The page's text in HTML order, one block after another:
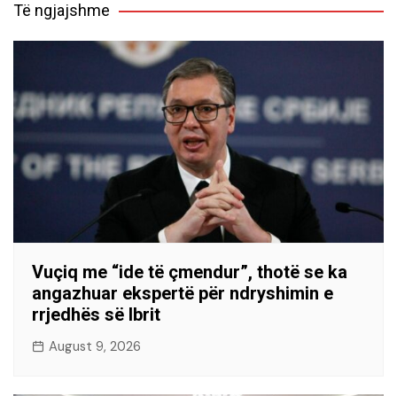
Të ngjajshme
Vuçiq me “ide të çmendur”, thotë se ka
angazhuar ekspertë për ndryshimin e
rrjedhës së Ibrit
August 9, 2026